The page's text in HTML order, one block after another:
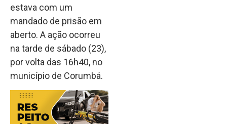
estava com um
mandado de prisão em
aberto. A ação ocorreu
na tarde de sábado (23),
por volta das 16h40, no
município de Corumbá.